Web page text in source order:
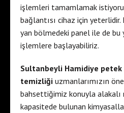
işlemleri tamamlamak
bağlantısı cihaz için
yan bölmedeki panel ile de
işlemlere başlayabiliriz.
Sultanbeyli Hamidiye petek
temizliği uzmanlarımızın
bahsettiğimiz konuyla alakalı
kapasitede bulunan